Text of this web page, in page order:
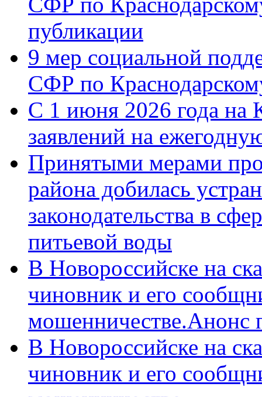
публикации
9 мер социальной
СФР по
С 1 июня 2026 года на
заявлений на
Принятыми мерами
района добилась
законодательства в
питьевой воды
В Новороссийске на
чиновник и его
мошенничестве.Анонс
В Новороссийске на
чиновник и его